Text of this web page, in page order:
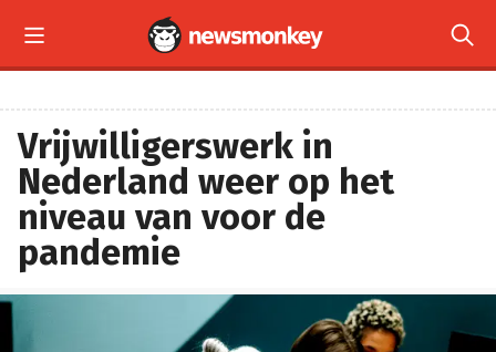
 
Vrijwilligerswerk in
Nederland weer op het
niveau van voor de
pandemie